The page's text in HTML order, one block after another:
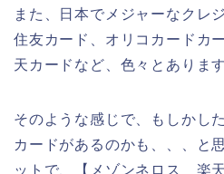
また、日本でメジャーなクレ
住友カード、オリコカードカ
天カードなど、色々とありま
そのような感じで、もしかし
カードがあるのかも、、、と
ットで、【メゾンネロス 楽